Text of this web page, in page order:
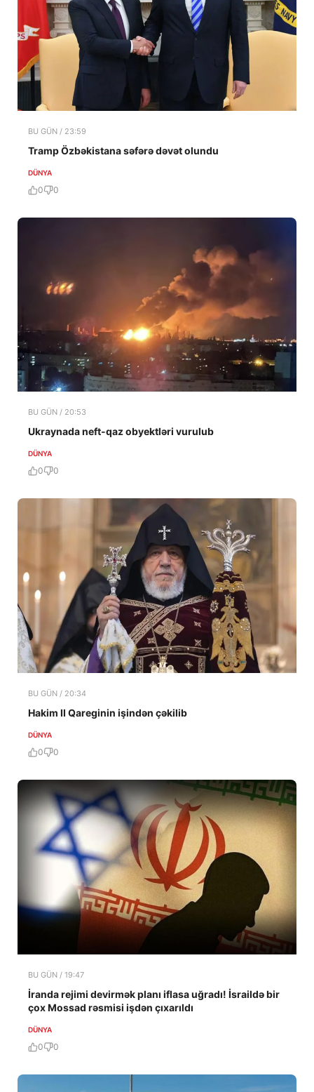
BU GÜN / 23:59
Tramp Özbəkistana səfərə dəvət olundu
DÜNYA
0 0
BU GÜN / 20:53
Ukraynada neft-qaz obyektləri vurulub
DÜNYA
0 0
BU GÜN / 20:34
Hakim II Qareginin işindən çəkilib
DÜNYA
0 0
BU GÜN / 19:47
İranda rejimi devirmək planı iflasa uğradı! İsraildə bir
çox Mossad rəsmisi işdən çıxarıldı
DÜNYA
0 0